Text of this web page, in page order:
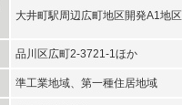
大井町駅周辺広町地区開発A1地区
品川区広町2-3721-1ほか
準工業地域、第一種住居地域